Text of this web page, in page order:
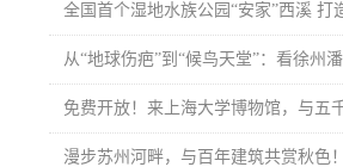
全国首个湿地水族公园“安家”西溪 打
从“地球伤疤”到“候鸟天堂”：看徐州
免费开放！来上海大学博物馆，与五
漫步苏州河畔，与百年建筑共赏秋色